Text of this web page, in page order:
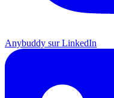
Anybuddy sur LinkedIn